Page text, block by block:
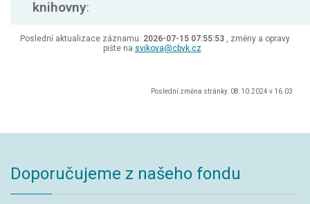
knihovny:
Poslední aktualizace záznamu: 2026-07-15 07:55:53 , změny a opravy
pište na svikova@cbvk.cz
Poslední změna stránky: 08.10.2024 v 16.03
Doporučujeme z našeho fondu